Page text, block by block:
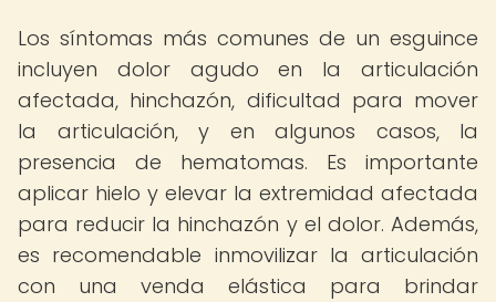
Los síntomas más comunes de un esguince
incluyen dolor agudo en la articulación
afectada, hinchazón, dificultad para mover
la articulación, y en algunos casos, la
presencia de hematomas. Es importante
aplicar hielo y elevar la extremidad afectada
para reducir la hinchazón y el dolor. Además,
es recomendable inmovilizar la articulación
con una venda elástica para brindar